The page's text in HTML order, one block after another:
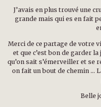
J’avais en plus trouvé une
grande mais qui es en fait
Merci de ce partage de votre
et que c’est bon de garder
qu’on sait s’émerveiller et se
on fait un bout de chemin …
Belle